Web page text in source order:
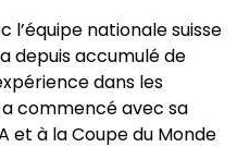
l’équipe nationale suisse
depuis accumulé de
dans les
commencé avec sa
et à la Coupe du Monde